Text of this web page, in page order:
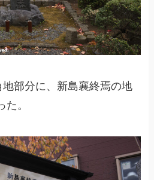
部分に、新島襄終焉の地
。